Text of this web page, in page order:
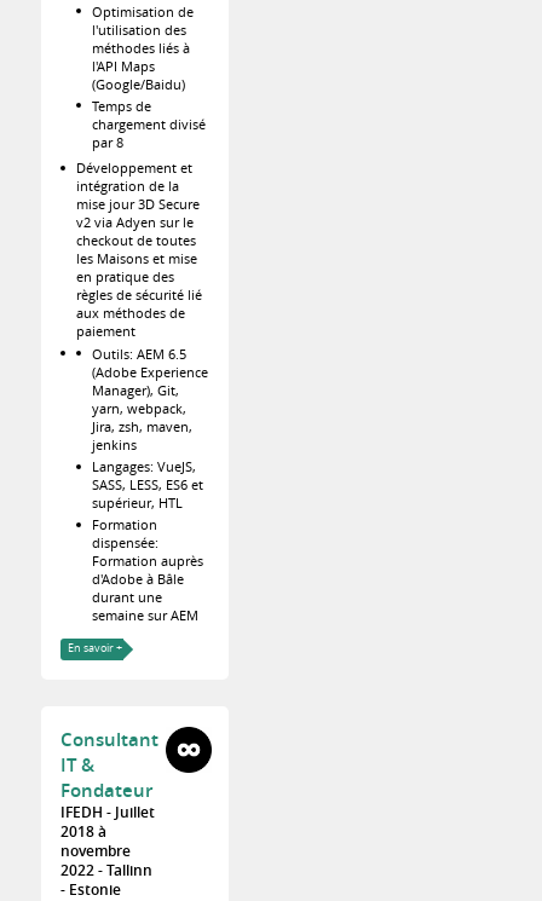
Optimisation de
l'utilisation des
méthodes liés à
l'API Maps
(Google/Baidu)
Temps de
chargement divisé
par 8
Développement et
intégration de la
mise jour 3D Secure
v2 via Adyen sur le
checkout de toutes
les Maisons et mise
en pratique des
règles de sécurité lié
aux méthodes de
paiement
Outils: AEM 6.5
(Adobe Experience
Manager), Git,
yarn, webpack,
Jira, zsh, maven,
jenkins
Langages: VueJS,
SASS, LESS, ES6 et
supérieur, HTL
Formation
dispensée:
Formation auprès
d'Adobe à Bâle
durant une
semaine sur AEM
En savoir +
Consultant
IT &
Fondateur
IFEDH
Juillet
2018 à
novembre
2022 Tallinn
Estonie